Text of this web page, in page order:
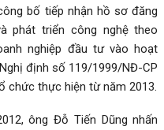
bố tiếp nhận hồ sơ đăng
phát triển công nghệ theo
nghiệp đầu tư vào hoạt
định số 119/1999/NĐ-CP
chức thực hiện từ năm 2013.
ông Đỗ Tiến Dũng nhấn